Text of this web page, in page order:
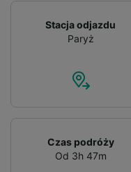
Stacja odjazdu
Paryż
Czas podróży
Od 3h 47m